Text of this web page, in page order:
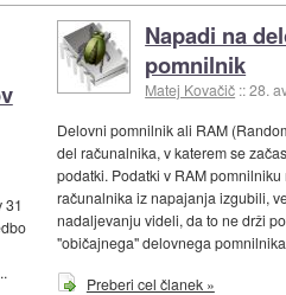
31
Napadi na
pomnilnik
Matej Kovačič ::28.
Delovni pomnilnik ali RAM
del računalnika, v katerem se
podatki. Podatki v RAM
računalnika iz napajanja izgubili,
nadaljevanju videli, da to ne drži
"običajnega" delovnega
Preberi cel članek »